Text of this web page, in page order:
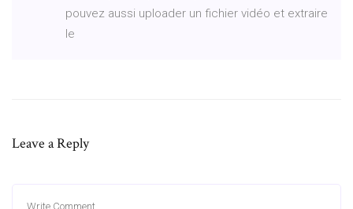
pouvez aussi uploader un fichier vidéo et extraire
le
Leave a Reply